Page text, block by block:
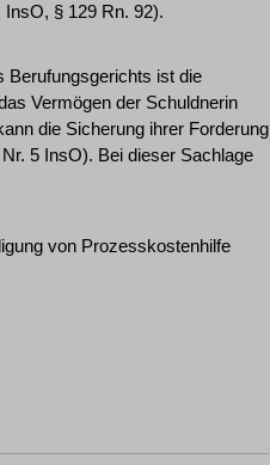
InsO, § 129 Rn. 92).
Berufungsgerichts ist die
Vermögen der Schuldnerin
die Sicherung ihrer Forderung
5 InsO). Bei dieser Sachlage
von Prozesskostenhilfe